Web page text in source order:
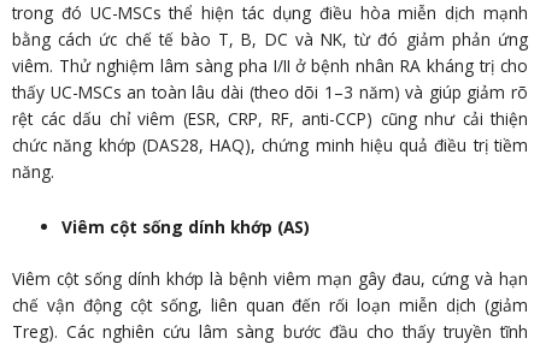
trong đó UC-MSCs thể hiện tác dụng điều hòa miễn dịch mạnh
bằng cách ức chế tế bào T, B, DC và NK, từ đó giảm phản ứng
viêm. Thử nghiệm lâm sàng pha I/II ở bệnh nhân RA kháng trị cho
thấy UC-MSCs an toàn lâu dài (theo dõi 1–3 năm) và giúp giảm rõ
rệt các dấu chỉ viêm (ESR, CRP, RF, anti-CCP) cũng như cải thiện
chức năng khớp (DAS28, HAQ), chứng minh hiệu quả điều trị tiềm
năng.
Viêm cột sống dính khớp (AS)
Viêm cột sống dính khớp là bệnh viêm mạn gây đau, cứng và hạn
chế vận động cột sống, liên quan đến rối loạn miễn dịch (giảm
Treg). Các nghiên cứu lâm sàng bước đầu cho thấy truyền tĩnh